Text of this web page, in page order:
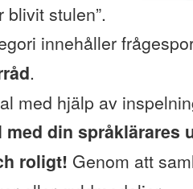
blivit stulen”.
innehåller
.
med hjälp av
din språklärares
roligt! Genom att